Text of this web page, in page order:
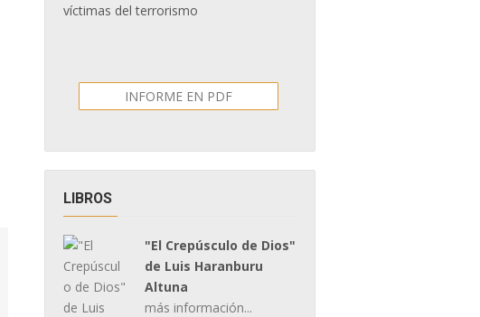
víctimas del terrorismo
INFORME EN PDF
LIBROS
"El Crepúsculo de Dios"
de Luis Haranburu
Altuna
más información...